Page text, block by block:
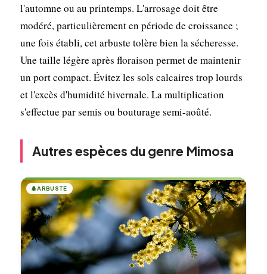
l'automne ou au printemps. L'arrosage doit être
modéré, particulièrement en période de croissance ;
une fois établi, cet arbuste tolère bien la sécheresse.
Une taille légère après floraison permet de maintenir
un port compact. Évitez les sols calcaires trop lourds
et l'excès d'humidité hivernale. La multiplication
s'effectue par semis ou bouturage semi-aoûté.
Autres espèces du genre Mimosa
🌲ARBUSTE